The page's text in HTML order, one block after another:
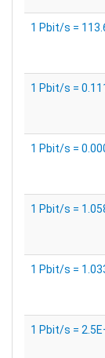
1 Pbit/s =
1 Pbit/s =
1 Pbit/s =
1 Pbit/s =
1 Pbit/s =
1 Pbit/s =